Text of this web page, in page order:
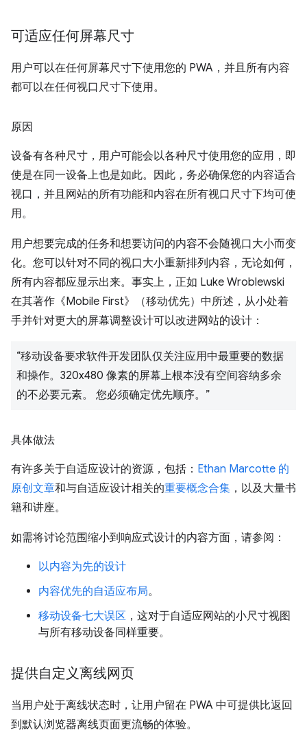
可适应任何屏幕尺寸
用户可以在任何屏幕尺寸下使用您的 PWA，并且所有内容
都可以在任何视口尺寸下使用。
原因
设备有各种尺寸，用户可能会以各种尺寸使用您的应用，即
使是在同一设备上也是如此。因此，务必确保您的内容适合
视口，并且网站的所有功能和内容在所有视口尺寸下均可使
用。
用户想要完成的任务和想要访问的内容不会随视口大小而变
化。您可以针对不同的视口大小重新排列内容，无论如何，
所有内容都应显示出来。事实上，正如 Luke Wroblewski
在其著作《Mobile First》（移动优先）中所述，从小处着
手并针对更大的屏幕调整设计可以改进网站的设计：
“移动设备要求软件开发团队仅关注应用中最重要的数据
和操作。320x480 像素的屏幕上根本没有空间容纳多余
的不必要元素。 您必须确定优先顺序。”
具体做法
有许多关于自适应设计的资源，包括： Ethan Marcotte 的
原创文章和与自适应设计相关的重要概念合集 ，以及大量书
籍和讲座。
如需将讨论范围缩小到响应式设计的内容方面，请参阅：
以内容为先的设计
内容优先的自适应布局。
移动设备七大误区 ，这对于自适应网站的小尺寸视图
与所有移动设备同样重要。
提供自定义离线网页
当用户处于离线状态时，让用户留在 PWA 中可提供比返回
到默认浏览器离线页面更流畅的体验。